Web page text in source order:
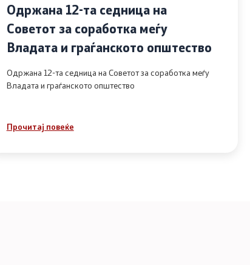
Одржана 12-та седница на
Советот за соработка меѓу
Владата и граѓанското општество
Одржана 12-та седница на Советот за соработка меѓу
Владата и граѓанското општество
Прочитај повеќе